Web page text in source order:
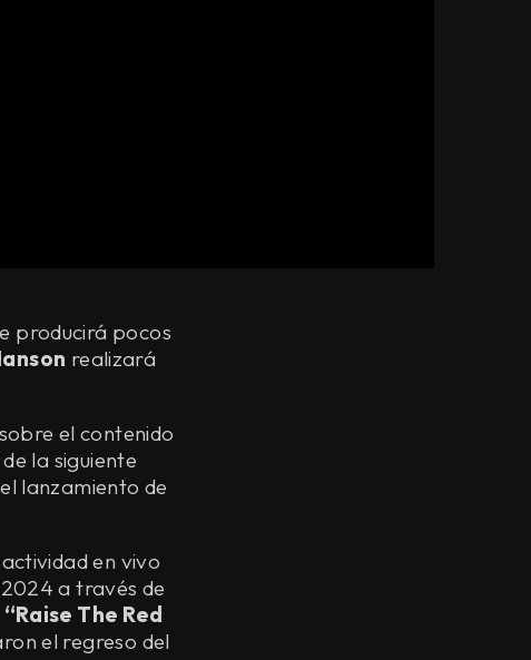
producirá pocos
realizará
el contenido
la siguiente
lanzamiento de
en vivo
a través de
“Raise The Red
el regreso del